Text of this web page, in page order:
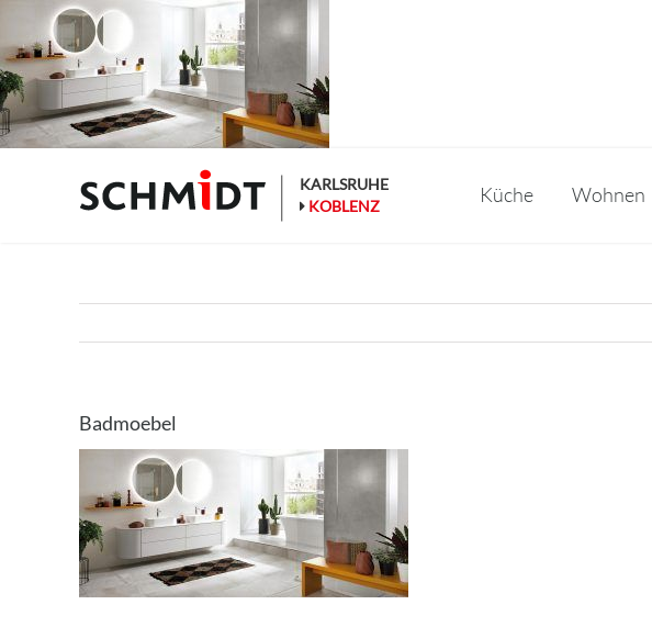
springen
KARLSRUHE
KOBLENZ
Küche Wohnen
Badmoebel